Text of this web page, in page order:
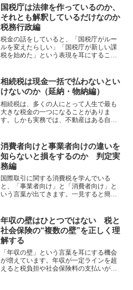
収の後に巨額の減損損失が発生する事例
も少なくありません。海...
国税庁は法律を作っているのか、
それとも解釈しているだけなのか
税務行政編
税金の話をしていると、「国税庁がルー
ルを変えたらしい」「国税庁が新しい課
税を始めた」という表現を耳にすること
を巡り、「国税庁が法律を変えたのでは
ないか」という議論も見ら...
相続税は現金一括で払わないとい
けないのか（延納・物納編）
相続税は、多くの人にとって人生で最も
大きな税金の一つになることがありま
す。しかも実務では、不動産はある自社
貸不動産オーナー中小企業経営者などで
は、「財産はあるのに税金が...
消費者向けと事業者向けの違いを
知らないと損をするのか 判定実
務編
国際取引に関する消費税を学んでいる
と、「事業者向け」と「消費者向け」と
いう言葉が出てきます。一見すると簡単
務では、それほど単純ではありません。
実は、この区分によって消費...
年収の壁はひとつではない 税と
社会保険の“複数の壁”を正しく理
解する
「年収の壁」という言葉を耳にする機会
が増えています。年収が一定ラインを超
えると税負担や社会保険料の支払いが始